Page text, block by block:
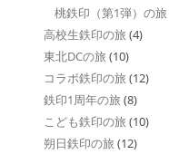
桃鉄印（第1弾）の旅
高校生鉄印の旅 (4)
東北DCの旅 (10)
コラボ鉄印の旅 (12)
鉄印1周年の旅 (8)
こども鉄印の旅 (10)
朔日鉄印の旅 (12)